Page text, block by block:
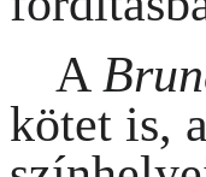
A
kötet is,